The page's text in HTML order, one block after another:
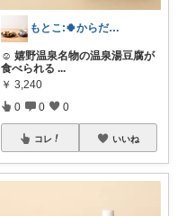
もとこ:🍀からだ想いのやさしいROOM
☺️ 嬉野温泉名物の温泉湯豆腐が
食べられる ...
￥ 3,240
0 0 0
コレ いいね